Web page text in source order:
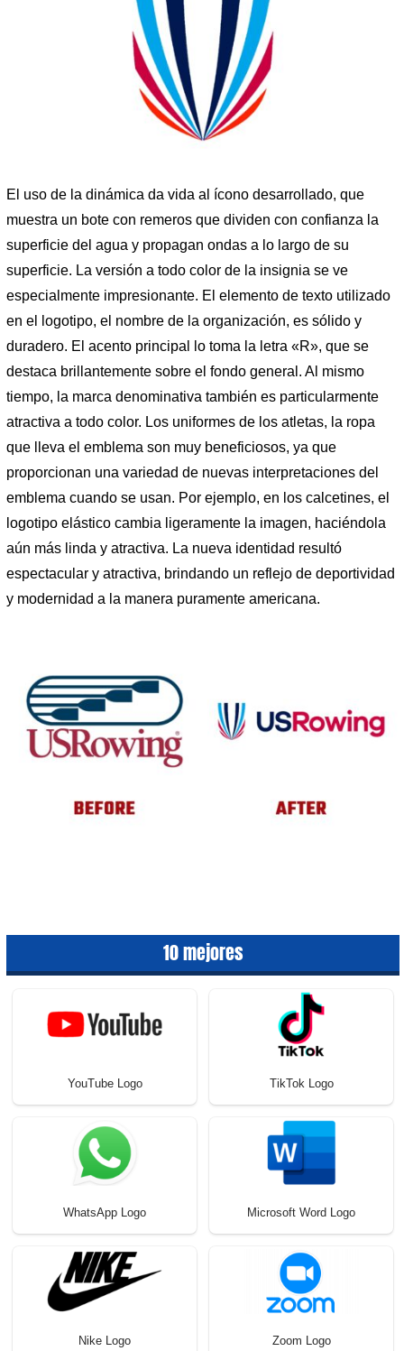
El uso de la dinámica da vida al ícono desarrollado, que
muestra un bote con remeros que dividen con confianza la
superficie del agua y propagan ondas a lo largo de su
superficie. La versión a todo color de la insignia se ve
especialmente impresionante. El elemento de texto utilizado
en el logotipo, el nombre de la organización, es sólido y
duradero. El acento principal lo toma la letra «R», que se
destaca brillantemente sobre el fondo general. Al mismo
tiempo, la marca denominativa también es particularmente
atractiva a todo color. Los uniformes de los atletas, la ropa
que lleva el emblema son muy beneficiosos, ya que
proporcionan una variedad de nuevas interpretaciones del
emblema cuando se usan. Por ejemplo, en los calcetines, el
logotipo elástico cambia ligeramente la imagen, haciéndola
aún más linda y atractiva. La nueva identidad resultó
espectacular y atractiva, brindando un reflejo de deportividad
y modernidad a la manera puramente americana.
10 mejores
YouTube Logo TikTok Logo
WhatsApp Logo Microsoft Word Logo
Nike Logo Zoom Logo